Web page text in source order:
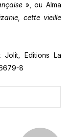
», ou Alma
cette vieille
Jolit, Editions La
8